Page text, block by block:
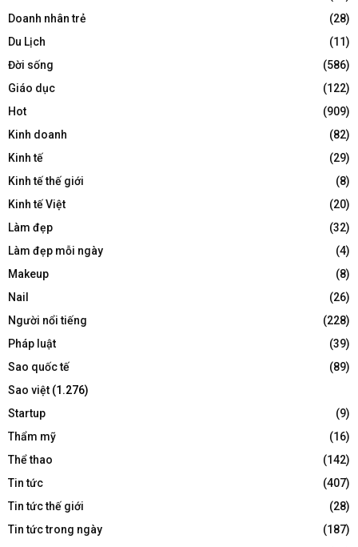
Doanh nhân trẻ
(28)
Du Lịch
(11)
Đời sống
(586)
Giáo dục
(122)
Hot
(909)
Kinh doanh
(82)
Kinh tế
(29)
Kinh tế thế giới
(8)
Kinh tế Việt
(20)
Làm đẹp
(32)
Làm đẹp mỗi ngày
(4)
Makeup
(8)
Nail
(26)
Người nổi tiếng
(228)
Pháp luật
(39)
Sao quốc tế
(89)
Sao việt (1.276)
Startup
(9)
Thẩm mỹ
(16)
Thể thao
(142)
Tin tức
(407)
Tin tức thế giới
(28)
Tin tức trong ngày
(187)